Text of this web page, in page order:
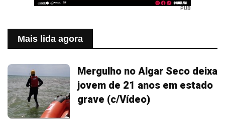
PUB
Mais lida agora
Mergulho no Algar Seco deixa
jovem de 21 anos em estado
grave (c/Vídeo)